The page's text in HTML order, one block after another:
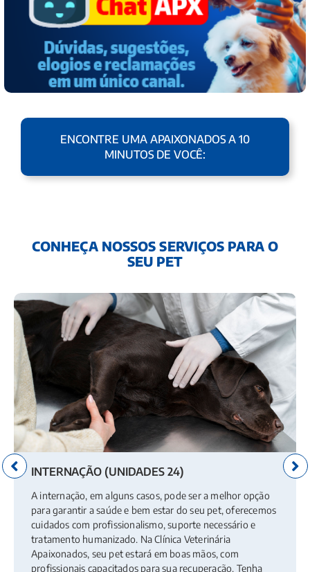
ENCONTRE UMA APAIXONADOS A 10
MINUTOS DE VOCÊ:
CONHEÇA NOSSOS SERVIÇOS PARA O
SEU PET
INTERNAÇÃO (UNIDADES 24)
A internação, em alguns casos, pode ser a melhor opção
para garantir a saúde e bem estar do seu pet, oferecemos
cuidados com profissionalismo, suporte necessário e
tratamento humanizado. Na Clínica Veterinária
Apaixonados, seu pet estará em boas mãos, com
profissionais capacitados para sua recuperação. Tenha